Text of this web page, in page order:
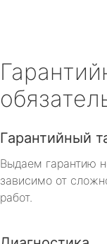
Гарантийный
Выдаем гарантию
зависимо от
работ.